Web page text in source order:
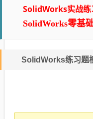
SolidWorks实战练
SolidWorks零基
SolidWorks练习题